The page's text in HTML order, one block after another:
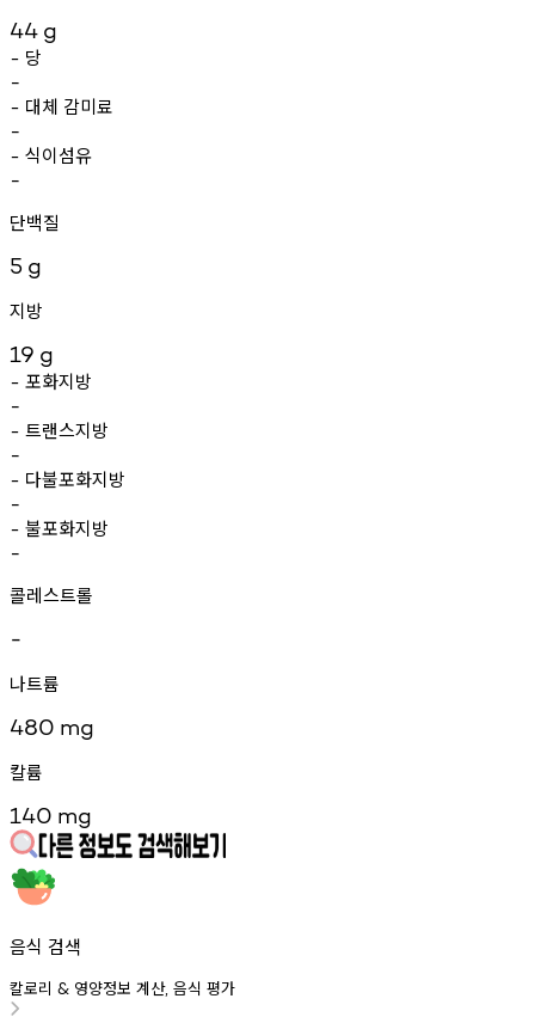
44 g
- 당
-
- 대체 감미료
-
- 식이섬유
-
단백질
5 g
지방
19 g
- 포화지방
-
- 트랜스지방
-
- 다불포화지방
-
- 불포화지방
-
콜레스트롤
-
나트륨
480 mg
칼륨
140 mg
음식 검색
칼로리 & 영양정보 계산, 음식 평가